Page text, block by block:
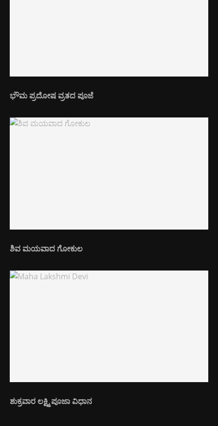
ಭೌಮ ಪ್ರದೋಷ ವ್ರತದ ಪೂಜೆ
ಶಿವ ಮಯವಾದ ಗೋಕುಲ
ಶುಕ್ರವಾರ ಲಕ್ಷ್ಮಿ ಪೂಜಾ ವಿಧಾನ